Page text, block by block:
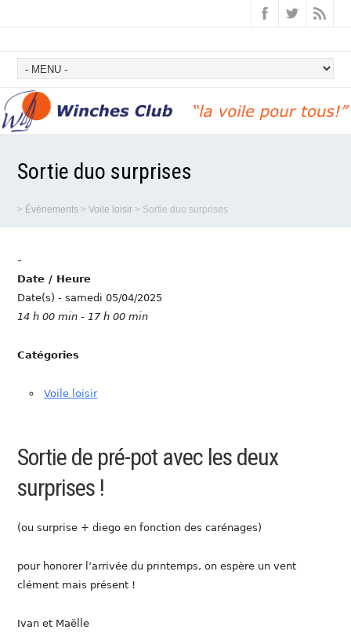
Sortie duo surprises
> Évènements >Voile loisir > Sortie duo surprises
-
Date / Heure
Date(s) - samedi 05/04/2025
14 h 00 min - 17 h 00 min
Catégories
Voile loisir
Sortie de pré-pot avec les deux
surprises !
(ou surprise + diego en fonction des carénages)
pour honorer l’arrivée du printemps, on espère un vent
clément mais présent !
Ivan et Maëlle